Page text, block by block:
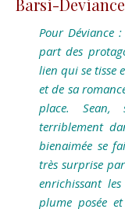
Barsi-Deviance
Pour Déviance
part des
lien qui se tisse
et de sa
place. Sean,
terriblement
bienaimée se
très surprise
enrichissant
plume posée